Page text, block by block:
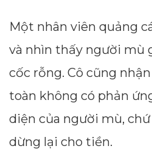
Một nhân viên quảng
và nhìn thấy người mù
cốc rỗng. Cô cũng
toàn không có phản
diện của người mù,
dừng lại cho tiền.